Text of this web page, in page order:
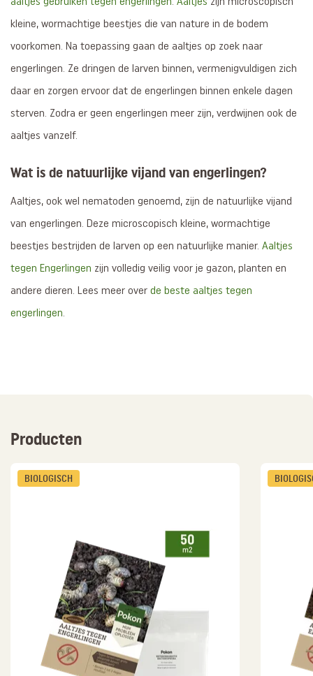
kleine, wormachtige beestjes die van nature in de bodem
voorkomen. Na toepassing gaan de aaltjes op zoek naar
engerlingen. Ze dringen de larven binnen, vermenigvuldigen zich
daar en zorgen ervoor dat de engerlingen binnen enkele dagen
sterven. Zodra er geen engerlingen meer zijn, verdwijnen ook de
aaltjes vanzelf.
Wat is de natuurlijke vijand van engerlingen?
Aaltjes, ook wel nematoden genoemd, zijn de natuurlijke vijand
van engerlingen. Deze microscopisch kleine, wormachtige
beestjes bestrijden de larven op een natuurlijke manier. Aaltjes
tegen Engerlingen zijn volledig veilig voor je gazon, planten en
andere dieren. Lees meer over de beste aaltjes tegen
engerlingen.
Producten
BIOLOGISCH